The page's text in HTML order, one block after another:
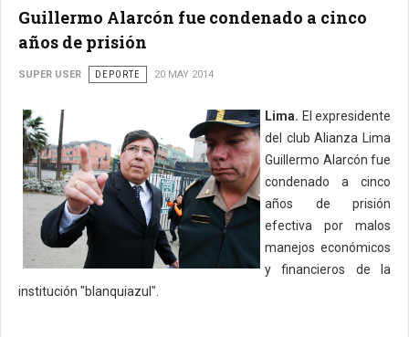
Guillermo Alarcón fue condenado a cinco
años de prisión
SUPER USER DEPORTE 20 MAY 2014
Lima. El expresidente
del club Alianza Lima
Guillermo Alarcón fue
condenado a cinco
años de prisión
efectiva por malos
manejos económicos
y financieros de la
institución "blanquiazul".